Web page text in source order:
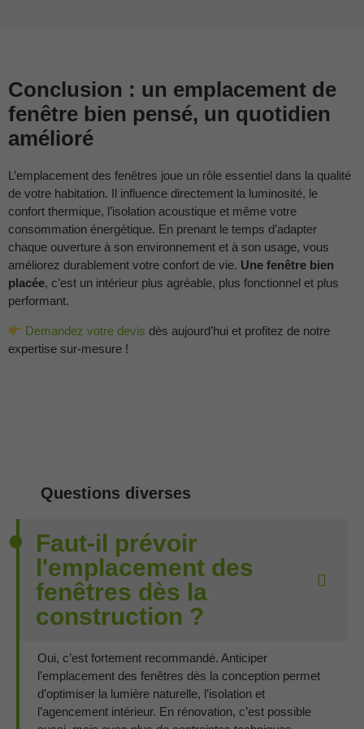
Conclusion : un emplacement de
fenêtre bien pensé, un quotidien
amélioré
L’emplacement des fenêtres joue un rôle essentiel dans la qualité
de votre habitation. Il influence directement la luminosité, le
confort thermique, l’isolation acoustique et même votre
consommation énergétique. En prenant le temps d’adapter
chaque ouverture à son environnement et à son usage, vous
améliorez durablement votre confort de vie. Une fenêtre bien
placée, c’est un intérieur plus agréable, plus fonctionnel et plus
performant.
Demandez votre devis dès aujourd’hui et profitez de notre
expertise sur-mesure !
Questions diverses
Faut-il prévoir
l'emplacement des
fenêtres dès la
construction ?
Oui, c’est fortement recommandé. Anticiper
l’emplacement des fenêtres dès la conception permet
d’optimiser la lumière naturelle, l’isolation et
l’agencement intérieur. En rénovation, c’est possible